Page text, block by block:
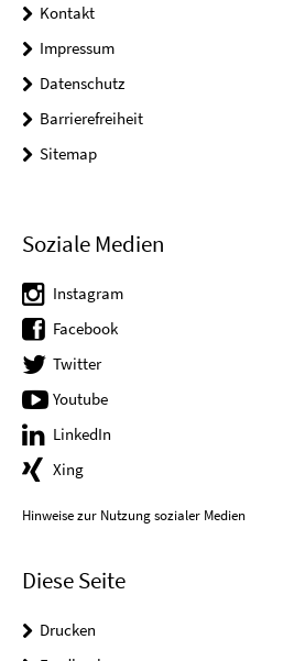
Kontakt
Impressum
Datenschutz
Barrierefreiheit
Sitemap
Soziale Medien
Instagram
Facebook
Twitter
Youtube
LinkedIn
Xing
Hinweise zur Nutzung sozialer Medien
Diese Seite
Drucken